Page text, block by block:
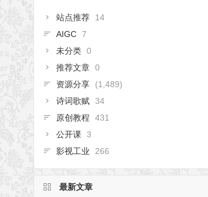
站点推荐
14
AIGC 7
未分类 0
推荐文章 0
资源分享
(1,489)
诗词歌赋 34
原创教程
431
公开课 3
影视工业
266
最新文章